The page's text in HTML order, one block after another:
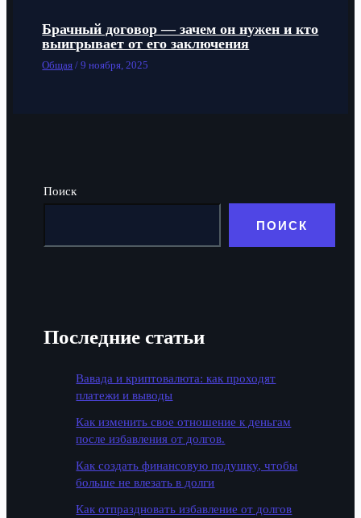
Брачный договор — зачем он нужен и кто
выигрывает от его заключения
Общая /9 ноября, 2025
Поиск
ПОИСК
Последние статьи
Вавада и криптовалюта: как проходят
платежи и выводы
Как изменить свое отношение к деньгам
после избавления от долгов.
Как создать финансовую подушку, чтобы
больше не влезать в долги
Как отпраздновать избавление от долгов